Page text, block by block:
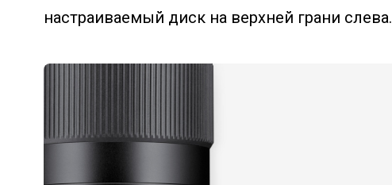
настраиваемый диск на верхней грани слева.